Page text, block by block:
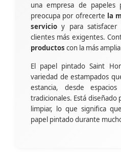
una empresa de papeles
preocupa por ofrecerte la
servicio y para satisfacer
clientes más exigentes.
productos con la más
El papel pintado Saint
variedad de estampados
estancia, desde
tradicionales. Está diseñado
limpiar, lo que significa
papel pintado durante